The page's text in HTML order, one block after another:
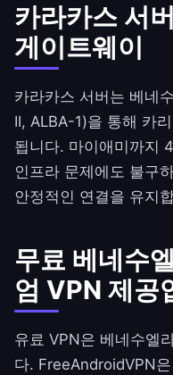
카라카스 서
게이트웨이
카라카스 서버는 베네
II, ALBA-1)을 통해 카
됩니다. 마이애미까지
인프라 문제에도 불구
안정적인 연결을 유지
무료 베네수
엄 VPN 제공
유료 VPN은 베네수엘
다. FreeAndroidVPN